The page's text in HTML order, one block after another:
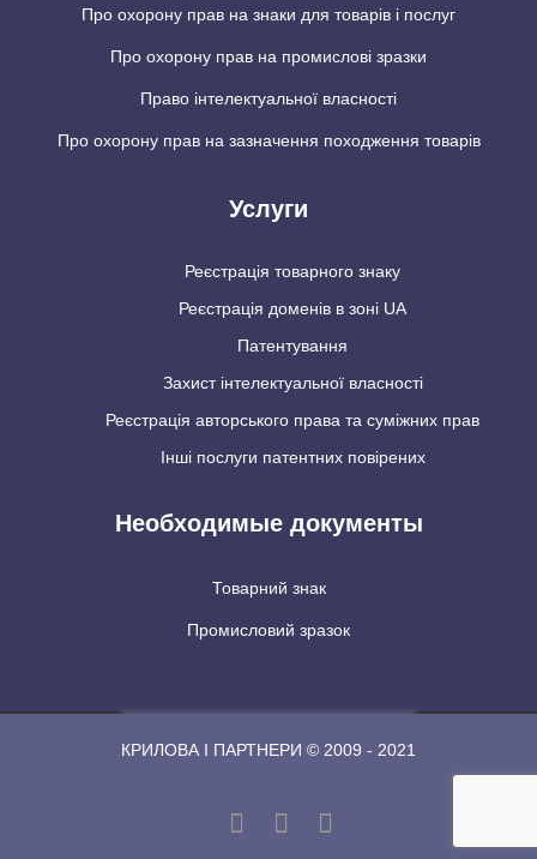
Про охорону прав на знаки для товарів і послуг
Про охорону прав на промислові зразки
Право інтелектуальної власності
Про охорону прав на зазначення походження товарів
Услуги
Реєстрація товарного знаку
Реєстрація доменів в зоні UA
Патентування
Захист інтелектуальної власності
Реєстрація авторського права та суміжних прав
Інші послуги патентних повірених
Необходимые документы
Товарний знак
Промисловий зразок
КРИЛОВА І ПАРТНЕРИ © 2009 - 2021